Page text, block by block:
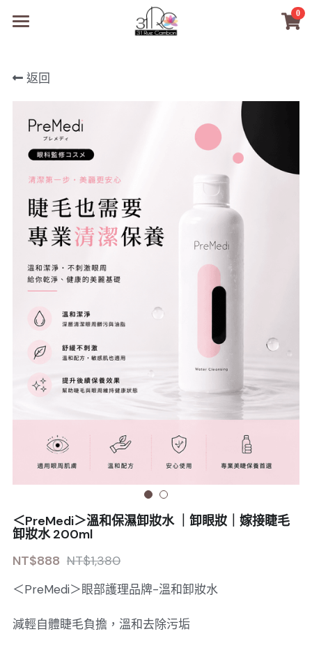
0
商品
PreMedi眼部護理
PreMedi眼部護理
數位電子書
經典單根圓毛
超值購物金
WL睫毛
W型睫毛
彩色睫毛
睫毛提拉
睫毛夾子
睫毛保養
絕版圓毛
絕版W型
凝膠筆刷
凝膠機器
品牌開店包
OEM訂製
技術課程
最新文章
教學教室
NEA睫毛協會
搜索
繁體中文
註冊/登入
返回
＜PreMedi＞溫和保濕卸妝水 ｜卸眼妝｜嫁接睫毛
卸妝水 200ml
NT$888 NT$1,380
＜PreMedi＞眼部護理品牌-溫和卸妝水
減輕自體睫毛負擔，溫和去除污垢
×
商品分類
所有商品分類